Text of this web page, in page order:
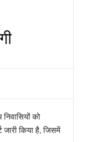
को
किया है, जिसमें